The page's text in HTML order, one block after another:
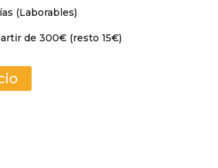
(Laborables)
de 300€ (resto 15€)